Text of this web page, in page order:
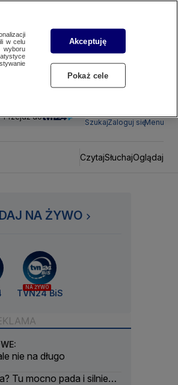
Przejdź do
SzukajZaloguj sięMenu
CzytajSłuchajOglądaj
NA ŻYWO
NA ŻYWO
TVN24 BiS
nie na długo
Tu mocno pada i silnie
w celu
Akceptuję
Pokaż cele